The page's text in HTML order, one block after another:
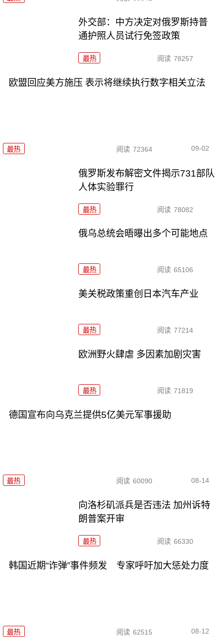
外交部：中方决定对俄罗斯持普
通护照人员试行免签政策
最热 阅读 78257
欧盟回应美方施压 表示将继续执行数字相关立法
最热 阅读 72364 09-02
俄罗斯发布解密文件揭示731部队
人体实验罪行
最热 阅读 78082
俄乌总统会晤曝出多个可能地点
最热 阅读 65106
美关税政策重创日本汽车产业
最热 阅读 77214
欧洲野火肆虐 多因素加剧灾害
最热 阅读 71819
德国宣布向乌克兰提供5亿美元军事援助
最热 阅读 60090 08-14
向洛杉矶派兵是否违法 加州诉特
朗普案开审
最热 阅读 66330
韩国近期“诈弹”事件频发 专家呼吁加大惩处力度
最热 阅读 62515 08-12